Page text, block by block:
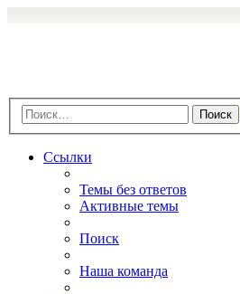
Поиск
Ссылки
Темы без ответов
Активные темы
Поиск
Наша команда